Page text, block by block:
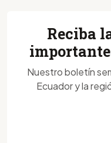
Reciba
Nuestro boletín
Ecuador y la